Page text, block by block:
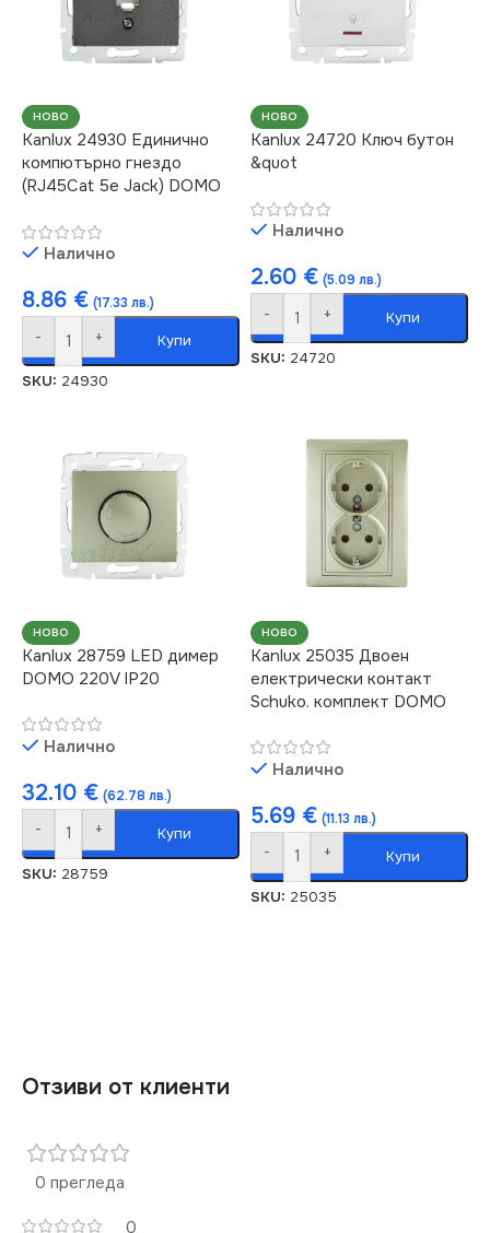
НОВО
Kanlux 24930 Единично
компютърно гнездо
(RJ45Cat 5e Jack) DOMO
Налично
8.86 € (17.33 лв.)
- + Купи
SKU: 24930
НОВО
Kanlux 24720 Ключ бутон
&quot
Налично
2.60 € (5.09 лв.)
- + Купи
SKU: 24720
НОВО
Kanlux 28759 LED димер
DOMO 220V IP20
Налично
32.10 € (62.78 лв.)
- + Купи
SKU: 28759
НОВО
Kanlux 25035 Двоен
електрически контакт
Schuko. комплект DOMO
Налично
5.69 € (11.13 лв.)
- + Купи
SKU: 25035
Отзиви от клиенти
0 прегледа
0